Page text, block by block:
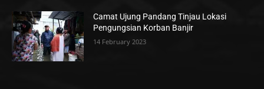
Camat Ujung Pandang Tinjau Lokasi
Pengungsian Korban Banjir
14 February 2023